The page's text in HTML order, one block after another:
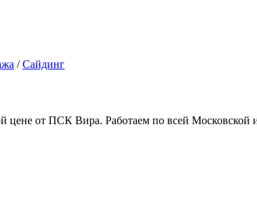
/Сайдинг
цене от ПСК Вира. Работаем по всей Московской